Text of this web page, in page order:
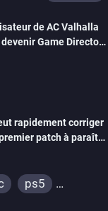
de AC Valhalla
Game Director
rapidement corriger
patch à paraître
ps5